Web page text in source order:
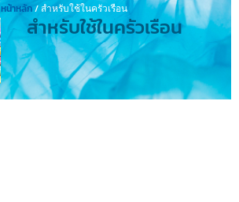
หน้าหลัก/ สำหรับใช้ในครัวเรือน
สำหรับใช้ในครัวเรือน